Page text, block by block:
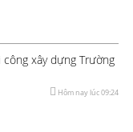
xây dựng Trường
Hôm nay lúc 09:24